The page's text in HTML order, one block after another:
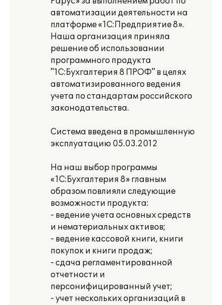
автоматизации деятельности на
платформе «1С:Предприятие 8».
Наша организация приняла
решение об использовании
программного продукта
"1С:Бухгалтерия 8 ПРОФ" в целях
автоматизированного ведения
учета по стандартам российского
законодательства.
Система введена в промышленную
эксплуатацию 05.03.2012
На наш выбор программы
«1С:Бухгалтерия 8» главным
образом повлияли следующие
возможности продукта:
- ведение учета основных средств
и нематериальных активов;
- ведение кассовой книги, книги
покупок и книги продаж;
- сдача регламентированной
отчетности и
персонифицированный учет;
- учет нескольких организаций в